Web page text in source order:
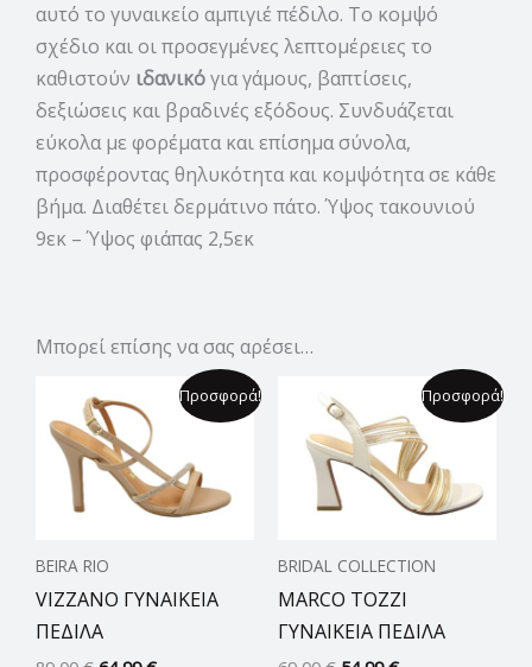
αυτό το γυναικείο αμπιγιέ πέδιλο. Το κομψό
σχέδιο και οι προσεγμένες λεπτομέρειες το
καθιστούν ιδανικόγια γάμους, βαπτίσεις,
δεξιώσεις και βραδινές εξόδους. Συνδυάζεται
εύκολα με φορέματα και επίσημα σύνολα,
προσφέροντας θηλυκότητα και κομψότητα σε κάθε
βήμα. Διαθέτει δερμάτινο πάτο. Ύψος τακουνιού
9εκ – Ύψος φιάπας 2,5εκ
Μπορεί επίσης να σας αρέσει…
Προσφορά!
BEIRA RIO
VIZZANO ΓΥΝΑΙΚΕΙΑ
ΠΕΔΙΛΑ
price
was:
89,00 €.
τρέχουσα
64,99 €.
Προσφορά!
BRIDAL COLLECTION
MARCO TOZZI
ΓΥΝΑΙΚΕΙΑ ΠΕΔΙΛΑ
price
was:
69,00 €.
τρέχουσα
τιμή
είναι:
54,99 €.